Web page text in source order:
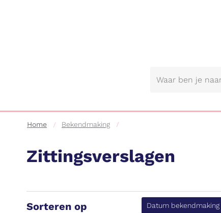
Home Bekendmaking
Zittingsverslagen
Sorteren op Datum bekendmaking